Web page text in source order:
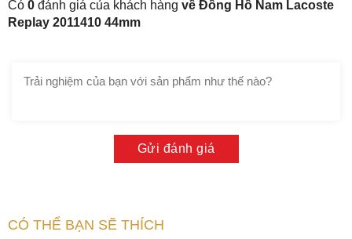
Có 0 đánh giá của khách hàng về Đồng Hồ Nam Lacoste
Replay 2011410 44mm
Gửi đánh giá
CÓ THỂ BẠN SẼ THÍCH